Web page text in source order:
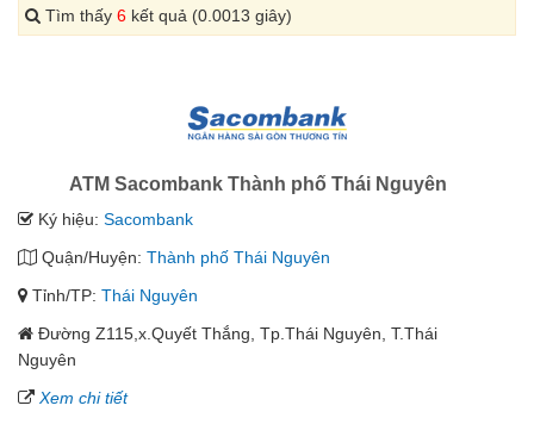
Tìm thấy 6 kết quả (0.0013 giây)
ATM Sacombank Thành phố Thái Nguyên
Ký hiệu: Sacombank
Quận/Huyện: Thành phố Thái Nguyên
Tỉnh/TP: Thái Nguyên
Đường Z115,x.Quyết Thắng, Tp.Thái Nguyên, T.Thái
Nguyên
Xem chi tiết